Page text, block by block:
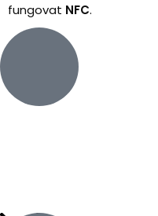
fungovat NFC.